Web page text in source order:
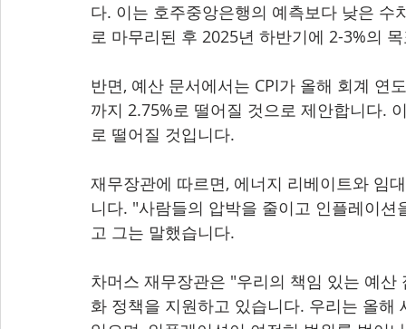
다. 이는 호주중앙은행의 예측보다 낮은 수
로 마무리된 후 2025년 하반기에 2-3%의
반면, 예산 문서에서는 CPI가 올해 회계 연
까지 2.75%로 떨어질 것으로 제안합니다.
로 떨어질 것입니다.
재무장관에 따르면, 에너지 리베이트와 임
니다. "사람들의 압박을 줄이고 인플레이
고 그는 말했습니다.
차머스 재무장관은 "우리의 책임 있는 예
화 정책을 지원하고 있습니다. 우리는 올